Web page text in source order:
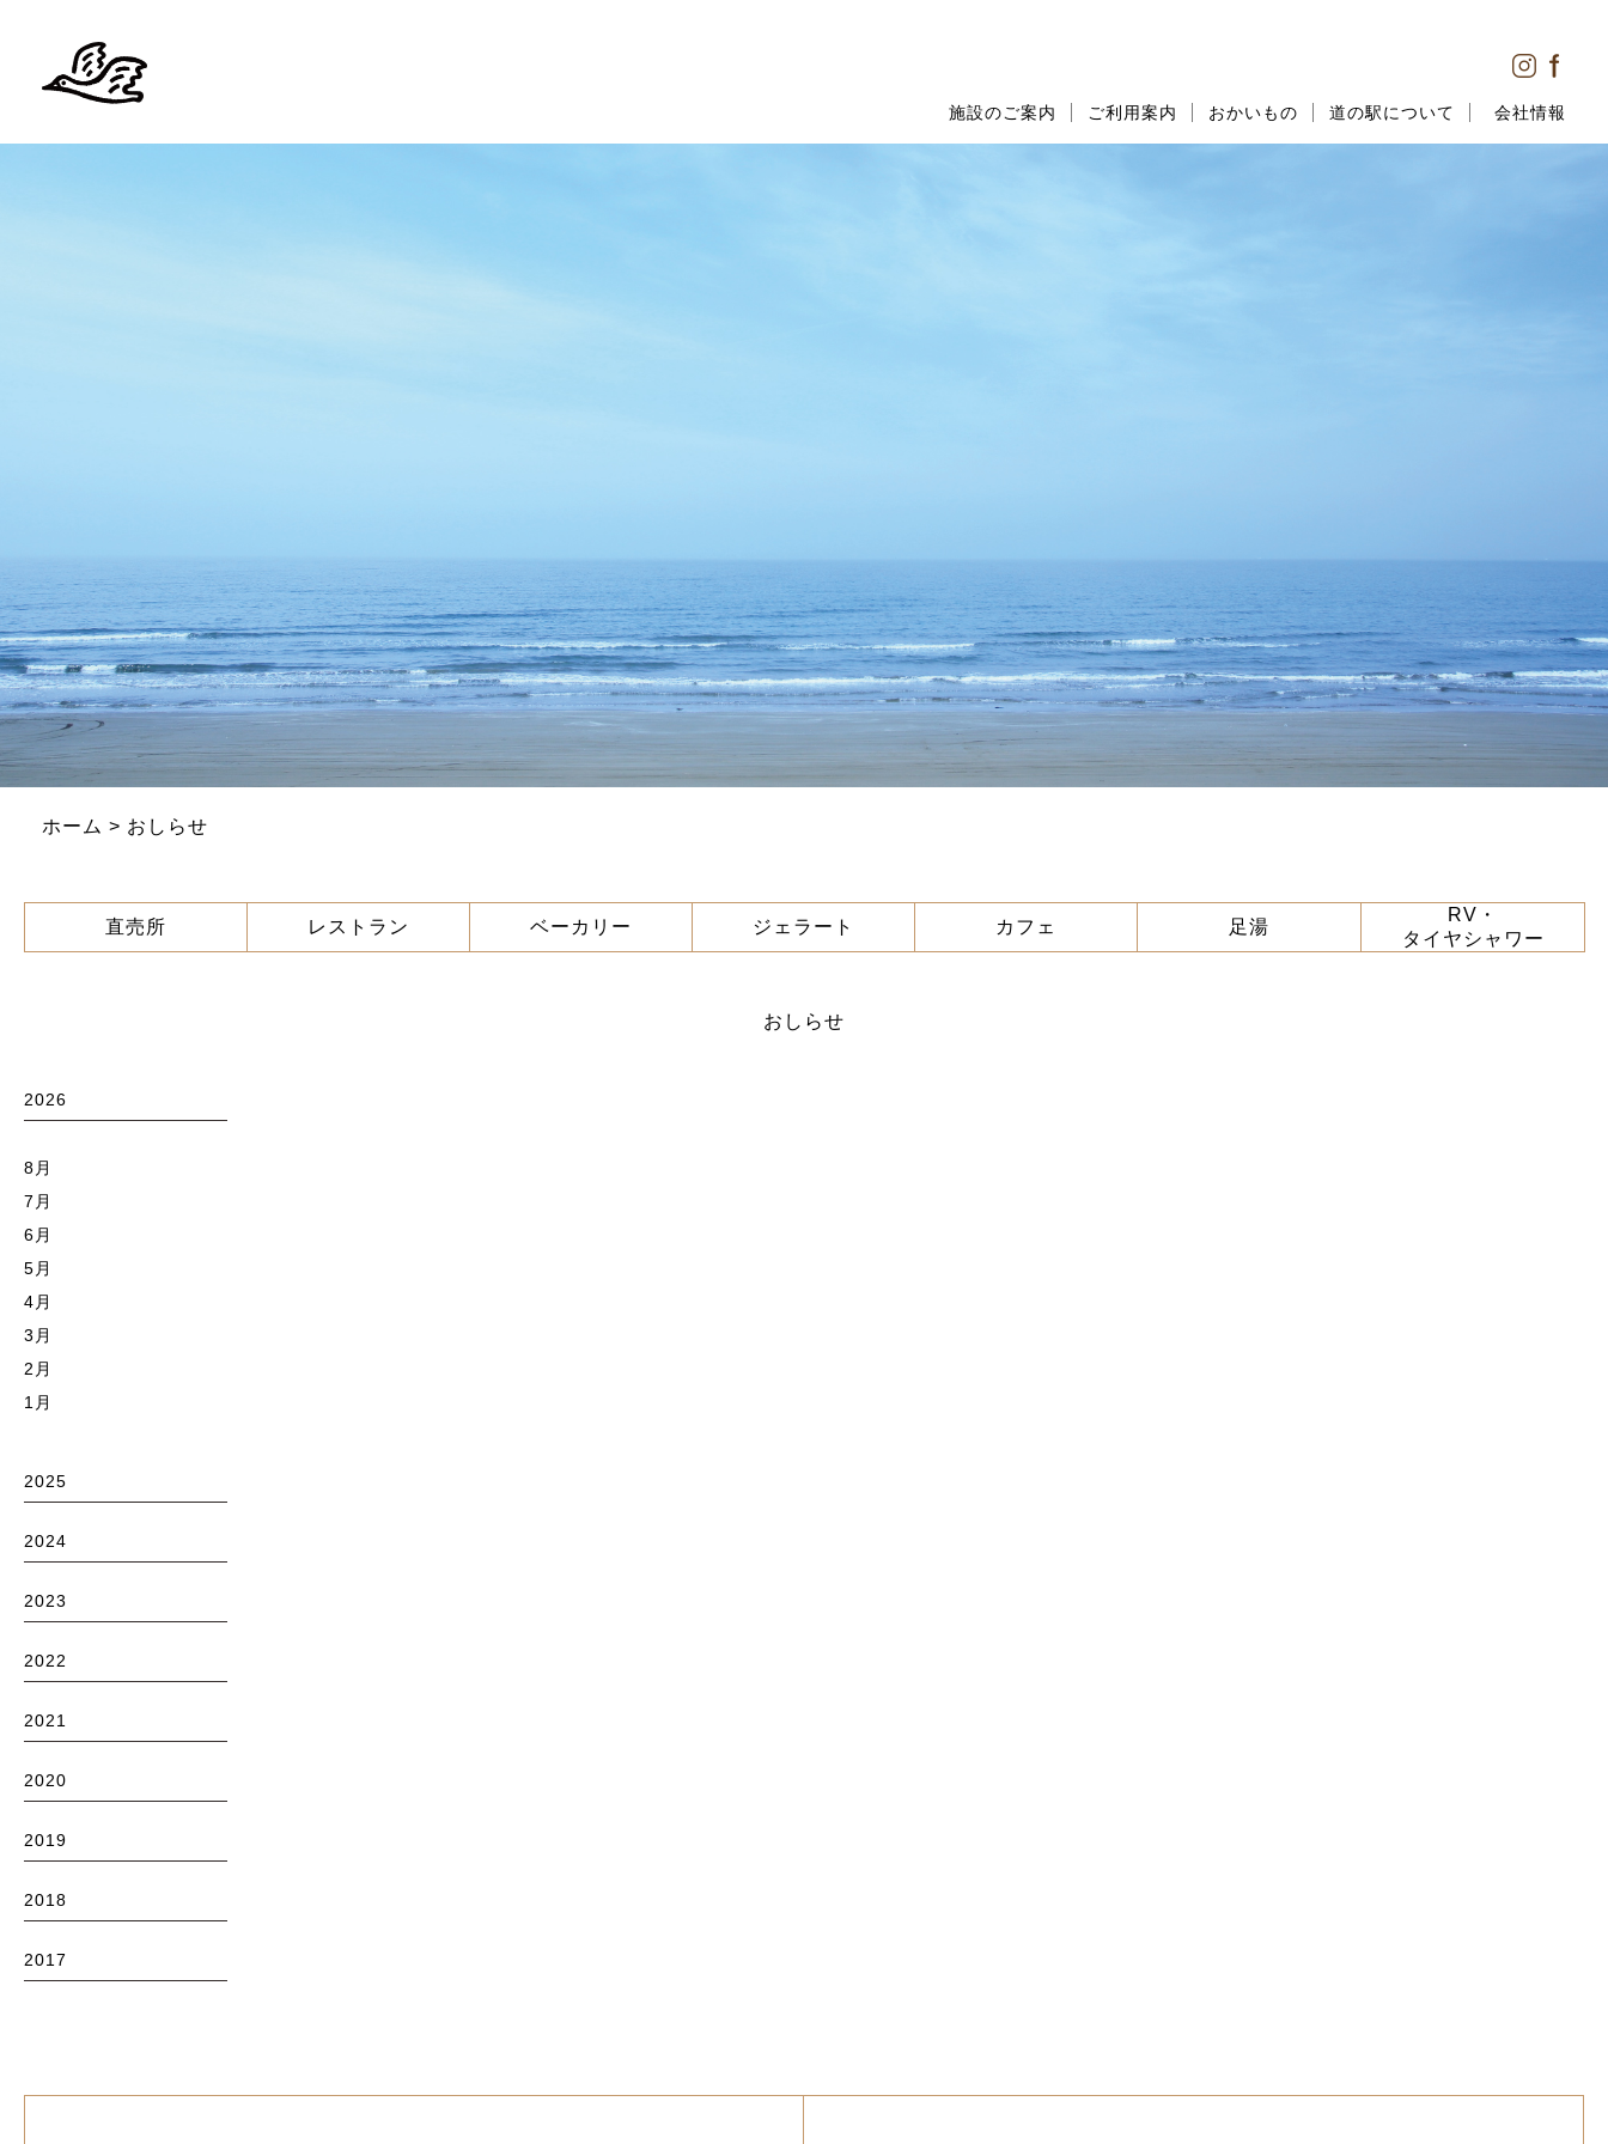
施設のご案内 ご利用案内 おかいもの 道の駅について 会社情報
ホーム > おしらせ
直売所 レストラン ベーカリー ジェラート カフェ 足湯
RV・
タイヤシャワー
おしらせ
2026
8月
7月
6月
5月
4月
3月
2月
1月
2025
2024
2023
2022
2021
2020
2019
2018
2017